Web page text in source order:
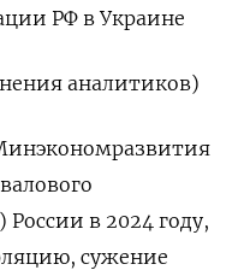
РФ в Украине
аналитиков)
в 2024 году,
сужение